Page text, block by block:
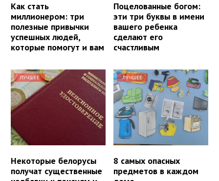
Как стать
миллионером: три
полезные привычки
успешных людей,
которые помогут и вам
Поцелованные богом:
эти три буквы в имени
вашего ребенка
сделают его
счастливым
ЛУЧШЕЕ
Некоторые белорусы
получат существенные
ЛУЧШЕЕ
8 самых опасных
предметов в каждом